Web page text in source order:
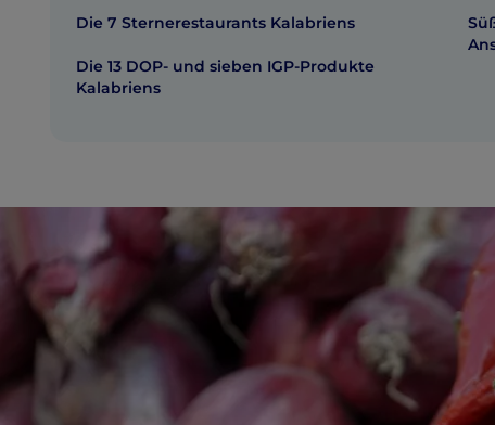
Die 7 Sternerestaurants Kalabriens
Die 13 DOP- und sieben IGP-Produkte
Kalabriens